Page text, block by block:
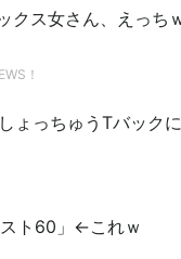
クス女さん、えっち
！
ょっちゅうTバック
ト60」←これｗ